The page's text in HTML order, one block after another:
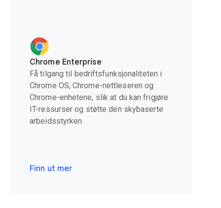
Chrome Enterprise
Få tilgang til bedriftsfunksjonaliteten i
Chrome OS, Chrome-nettleseren og
Chrome-enhetene, slik at du kan frigjøre
IT-ressurser og støtte den skybaserte
arbeidsstyrken.
Finn ut mer